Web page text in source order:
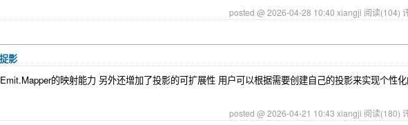
posted @ 2026-04-28 10:40 xiangji 阅读(104)
影
的映射能力 另外还增加了投影的可扩展性 用户可以根据需要创建自己的投影来实现个性
posted @ 2026-04-21 10:43 xiangji 阅读(180)